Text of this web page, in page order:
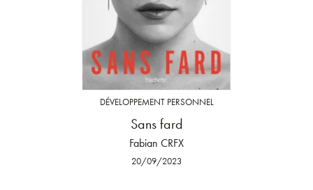
DÉVELOPPEMENT PERSONNEL
Sans fard
Fabian CRFX
20/09/2023